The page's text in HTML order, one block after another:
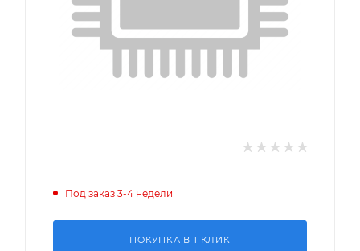
Под заказ 3-4 недели
ПОКУПКА В 1 КЛИК